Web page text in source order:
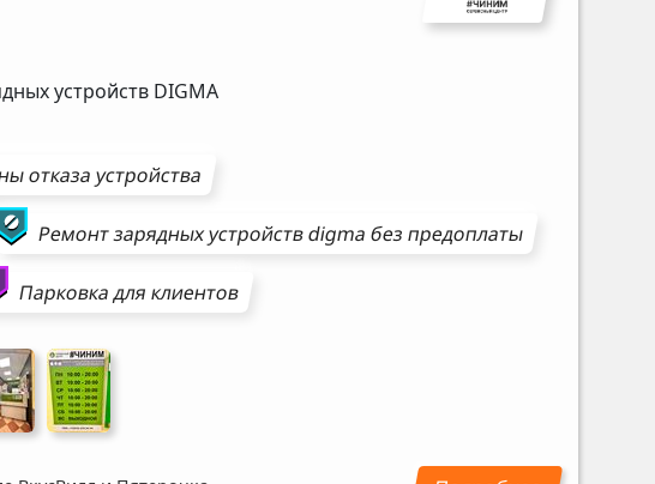
устройств DIGMA
отказа устройства
Ремонтзарядных устройствdigmaбез предоплаты
Парковка для клиентов